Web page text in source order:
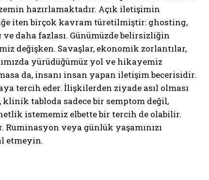
hazırlamaktadır. Açık iletişimin
iten birçok kavram türetilmiştir: ghosting,
daha fazlası. Günümüzde belirsizliğin
değişken. Savaşlar, ekonomik zorlantılar,
yürüdüğümüz yol ve hikayemiz
da, insanı insan yapan iletişim becerisidir.
tercih eder. İlişkilerden ziyade asıl olması
tabloda sadece bir semptom değil,
istememiz elbette bir tercih de olabilir.
Ruminasyon veya günlük yaşamınızı
etmeyin.